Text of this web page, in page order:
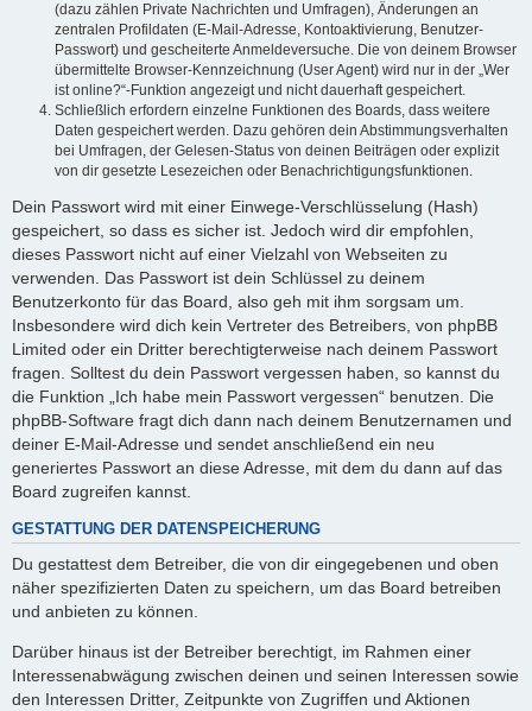
(dazu zählen Private Nachrichten und Umfragen), Änderungen an
zentralen Profildaten (E-Mail-Adresse, Kontoaktivierung, Benutzer-
Passwort) und gescheiterte Anmeldeversuche. Die von deinem Browser
übermittelte Browser-Kennzeichnung (User Agent) wird nur in der „Wer
ist online?“-Funktion angezeigt und nicht dauerhaft gespeichert.
Schließlich erfordern einzelne Funktionen des Boards, dass weitere
Daten gespeichert werden. Dazu gehören dein Abstimmungsverhalten
bei Umfragen, der Gelesen-Status von deinen Beiträgen oder explizit
von dir gesetzte Lesezeichen oder Benachrichtigungsfunktionen.
Dein Passwort wird mit einer Einwege-Verschlüsselung (Hash)
gespeichert, so dass es sicher ist. Jedoch wird dir empfohlen,
dieses Passwort nicht auf einer Vielzahl von Webseiten zu
verwenden. Das Passwort ist dein Schlüssel zu deinem
Benutzerkonto für das Board, also geh mit ihm sorgsam um.
Insbesondere wird dich kein Vertreter des Betreibers, von phpBB
Limited oder ein Dritter berechtigterweise nach deinem Passwort
fragen. Solltest du dein Passwort vergessen haben, so kannst du
die Funktion „Ich habe mein Passwort vergessen“ benutzen. Die
phpBB-Software fragt dich dann nach deinem Benutzernamen und
deiner E-Mail-Adresse und sendet anschließend ein neu
generiertes Passwort an diese Adresse, mit dem du dann auf das
Board zugreifen kannst.
GESTATTUNG DER DATENSPEICHERUNG
Du gestattest dem Betreiber, die von dir eingegebenen und oben
näher spezifizierten Daten zu speichern, um das Board betreiben
und anbieten zu können.
Darüber hinaus ist der Betreiber berechtigt, im Rahmen einer
Interessenabwägung zwischen deinen und seinen Interessen sowie
den Interessen Dritter, Zeitpunkte von Zugriffen und Aktionen